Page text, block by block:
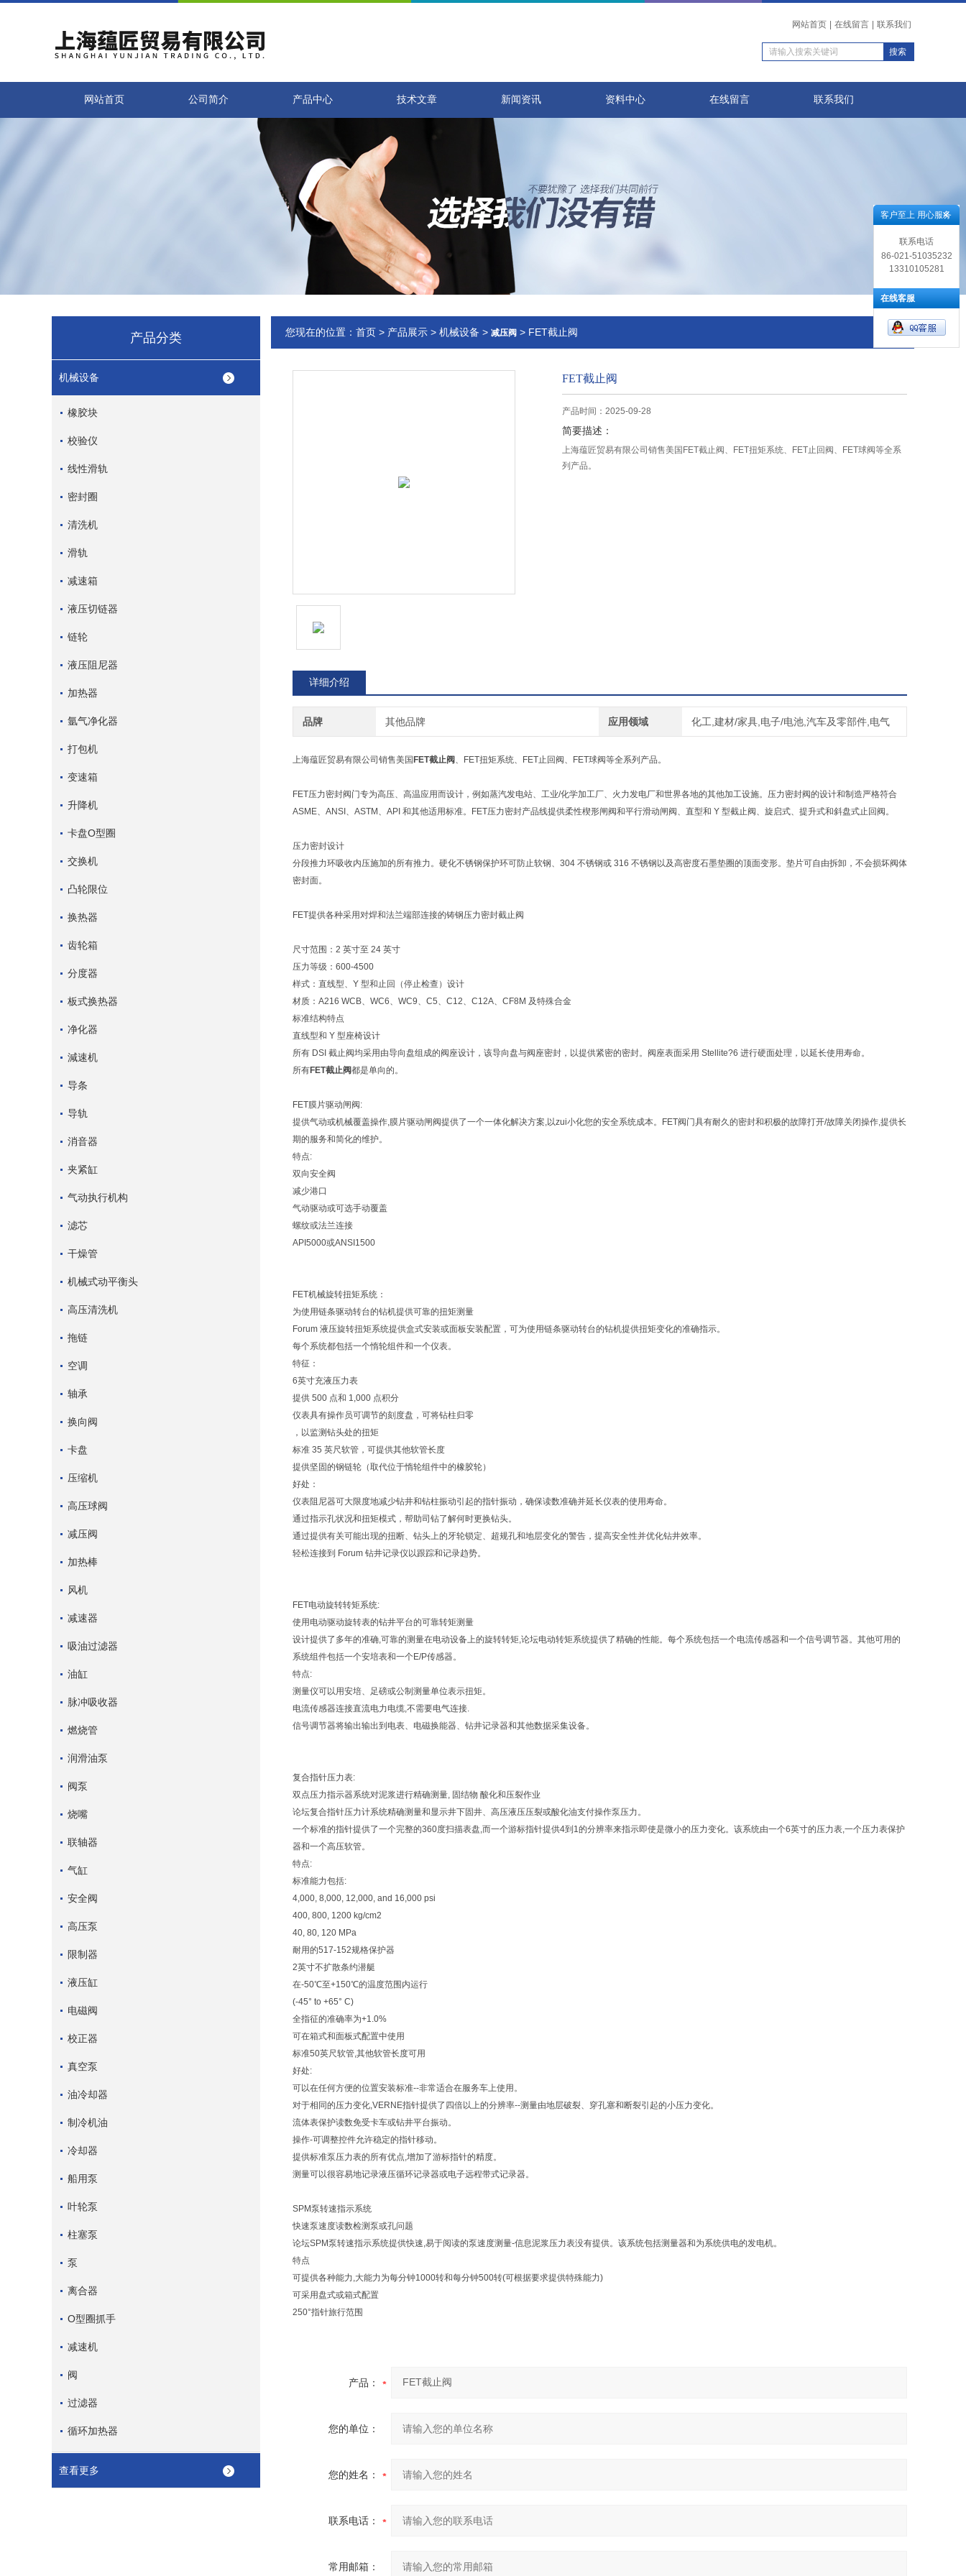
网站首页 在线留言 联系我们
网站首页 公司简介 产品中心 技术文章 新闻资讯 资料中心 在线留言 联系我们
产品分类
机械设备
橡胶块
校验仪
线性滑轨
密封圈
清洗机
滑轨
减速箱
液压切链器
链轮
液压阻尼器
加热器
氩气净化器
打包机
变速箱
升降机
卡盘O型圈
交换机
凸轮限位
换热器
齿轮箱
分度器
板式换热器
净化器
減速机
导条
导轨
消音器
夹紧缸
气动执行机构
滤芯
干燥管
机械式动平衡头
高压清洗机
拖链
空调
轴承
换向阀
卡盘
压缩机
高压球阀
减压阀
加热棒
风机
减速器
吸油过滤器
油缸
脉冲吸收器
燃烧管
润滑油泵
阀泵
烧嘴
联轴器
气缸
安全阀
高压泵
限制器
液压缸
电磁阀
校正器
真空泵
油冷却器
制冷机油
冷却器
船用泵
叶轮泵
柱塞泵
泵
离合器
O型圈抓手
减速机
阀
过滤器
循环加热器
查看更多
您现在的位置： 首页 > 产品展示 > 机械设备 > 减压阀 > FET截止阀
FET截止阀
产品时间：2025-09-28
简要描述：
上海蕴匠贸易有限公司销售美国FET截止阀、FET扭矩系统、FET止回阀、FET球阀等全系
列产品。
详细介绍
品牌 其他品牌 应用领域 化工,建材/家具,电子/电池,汽车及零部件,电气
上海蕴匠贸易有限公司销售美国 FET截止阀 、FET扭矩系统、FET止回阀、FET球阀等全系列产品。
FET压力密封阀门专为高压、高温应用而设计，例如蒸汽发电站、工业/化学加工厂、火力发电厂和世界各地的其他加工设施。压力密封阀的设计和制造严格符合
ASME、ANSI、ASTM、API 和其他适用标准。FET压力密封产品线提供柔性楔形闸阀和平行滑动闸阀、直型和 Y 型截止阀、旋启式、提升式和斜盘式止回阀。
压力密封设计
分段推力环吸收内压施加的所有推力。硬化不锈钢保护环可防止软钢、304 不锈钢或 316 不锈钢以及高密度石墨垫圈的顶面变形。垫片可自由拆卸，不会损坏阀体
密封面。
FET提供各种采用对焊和法兰端部连接的铸钢压力密封截止阀
尺寸范围：2 英寸至 24 英寸
压力等级：600-4500
样式：直线型、Y 型和止回（停止检查）设计
材质：A216 WCB、WC6、WC9、C5、C12、C12A、CF8M 及特殊合金
标准结构特点
直线型和 Y 型座椅设计
所有 DSI 截止阀均采用由导向盘组成的阀座设计，该导向盘与阀座密封，以提供紧密的密封。阀座表面采用 Stellite?6 进行硬面处理，以延长使用寿命。
所有FET截止阀都是单向的。
FET膜片驱动闸阀:
提供气动或机械覆盖操作,膜片驱动闸阀提供了一个一体化解决方案,以zui小化您的安全系统成本。FET阀门具有耐久的密封和积极的故障打开/故障关闭操作,提供长
期的服务和简化的维护。
特点:
双向安全阀
减少港口
气动驱动或可选手动覆盖
螺纹或法兰连接
API5000或ANSI1500
FET机械旋转扭矩系统：
为使用链条驱动转台的钻机提供可靠的扭矩测量
Forum 液压旋转扭矩系统提供盒式安装或面板安装配置，可为使用链条驱动转台的钻机提供扭矩变化的准确指示。
每个系统都包括一个惰轮组件和一个仪表。
特征：
6英寸充液压力表
提供 500 点和 1,000 点积分
仪表具有操作员可调节的刻度盘，可将钻柱归零
，以监测钻头处的扭矩
标准 35 英尺软管，可提供其他软管长度
提供坚固的钢链轮（取代位于惰轮组件中的橡胶轮）
好处：
仪表阻尼器可大限度地减少钻井和钻柱振动引起的指针振动，确保读数准确并延长仪表的使用寿命。
通过指示孔状况和扭矩模式，帮助司钻了解何时更换钻头。
通过提供有关可能出现的扭断、钻头上的牙轮锁定、超规孔和地层变化的警告，提高安全性并优化钻井效率。
轻松连接到 Forum 钻井记录仪以跟踪和记录趋势。
FET电动旋转转矩系统:
使用电动驱动旋转表的钻井平台的可靠转矩测量
设计提供了多年的准确,可靠的测量在电动设备上的旋转转矩,论坛电动转矩系统提供了精确的性能。每个系统包括一个电流传感器和一个信号调节器。其他可用的
系统组件包括一个安培表和一个E/P传感器。
特点:
测量仪可以用安培、足磅或公制测量单位表示扭矩。
电流传感器连接直流电力电缆,不需要电气连接.
信号调节器将输出输出到电表、电磁换能器、钻井记录器和其他数据采集设备。
复合指针压力表:
双点压力指示器系统对泥浆进行精确测量, 固结物 酸化和压裂作业
论坛复合指针压力计系统精确测量和显示井下固井、高压液压压裂或酸化油支付操作泵压力。
一个标准的指针提供了一个完整的360度扫描表盘,而一个游标指针提供4到1的分辨率来指示即使是微小的压力变化。该系统由一个6英寸的压力表,一个压力表保护
器和一个高压软管。
特点:
标准能力包括:
4,000, 8,000, 12,000, and 16,000 psi
400, 800, 1200 kg/cm2
40, 80, 120 MPa
耐用的517-152规格保护器
2英寸不扩散条约潜艇
在-50℃至+150℃的温度范围内运行
(-45° to +65° C)
全指征的准确率为+1.0%
可在箱式和面板式配置中使用
标准50英尺软管,其他软管长度可用
好处:
可以在任何方便的位置安装标准--非常适合在服务车上使用。
对于相同的压力变化,VERNE指针提供了四倍以上的分辨率--测量由地层破裂、穿孔塞和断裂引起的小压力变化。
流体表保护读数免受卡车或钻井平台振动。
操作-可调整控件允许稳定的指针移动。
提供标准泵压力表的所有优点,增加了游标指针的精度。
测量可以很容易地记录液压循环记录器或电子远程带式记录器。
SPM泵转速指示系统
快速泵速度读数检测泵或孔问题
论坛SPM泵转速指示系统提供快速,易于阅读的泵速度测量-信息泥浆压力表没有提供。该系统包括测量器和为系统供电的发电机。
特点
可提供各种能力,大能力为每分钟1000转和每分钟500转(可根据要求提供特殊能力)
可采用盘式或箱式配置
250°指针旅行范围
产品：
您的单位：
您的姓名：
联系电话：
常用邮箱：
客户至上 用心服务
联系电话
86-021-51035232
13310105281
在线客服